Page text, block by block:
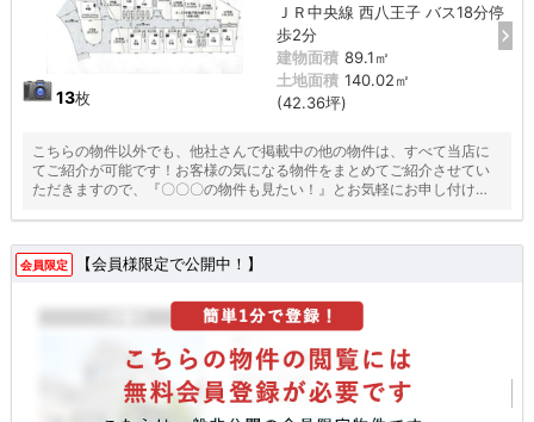
13枚
ＪＲ中央線 西八王子 バス18分停
歩2分
建物面積 89.1㎡
土地面積 140.02㎡
(42.36坪)
こちらの物件以外でも、他社さんで掲載中の他の物件は、すべて当店に
てご紹介が可能です！お客様の気になる物件をまとめてご紹介させてい
ただきますので、『〇〇〇の物件も見たい！』とお気軽にお申し付けく
会員限定 【会員様限定で公開中！】